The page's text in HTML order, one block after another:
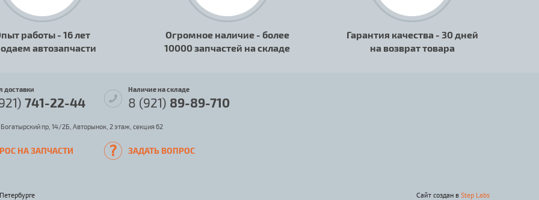
работы - 16 лет
автозапчасти
Огромное наличие - более
10000 запчастей на складе
Гарантия качества - 30 дней
на возврат товара
доставки
741-22-44
Наличие на складе
8 (921) 89-89-710
пр, 14/2Б, Авторынок, 2 этаж, секция 62
НА ЗАПЧАСТИ ЗАДАТЬ ВОПРОС
Сайт создан в Step Labs